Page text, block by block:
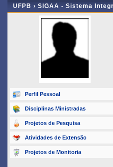
UFPB › SIGAA - Sistema
Perfil Pessoal
Disciplinas Ministradas
Projetos de Pesquisa
Atividades de Extensão
Projetos de Monitoria